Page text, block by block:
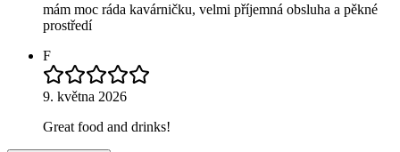
mám moc ráda kavárničku, velmi příjemná obsluha a pěkné
prostředí
F
9. května 2026
Great food and drinks!